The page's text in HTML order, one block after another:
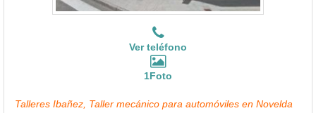
Ver teléfono
1Foto
Talleres Ibañez, Taller mecánico para automóviles en Novelda